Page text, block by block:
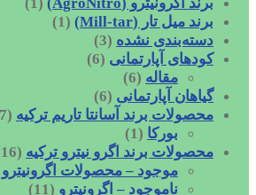
برند میل تار (Mill-tar)
(1)
دسته‌بندی نشده (3)
کودهای آپارتمانی (6)
مقاله (6)
گیاهان آپارتمانی (6)
محصولات برند آسانتا تاریم ترکیه (7)
بورکا (1)
محصولات برند اگرو نیترو ترکیه (16)
موجود – محصولات اگرونیترو
ناموجود – اگرونیترو (11)